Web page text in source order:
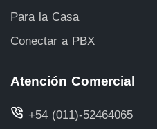
Para la Casa
Conectar a PBX
Atención Comercial
+54 (011)-52464065